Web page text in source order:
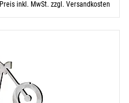
Preis inkl. MwSt. zzgl. Versandkosten